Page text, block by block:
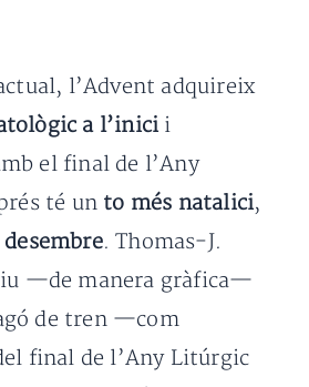
l’Advent adquireix
a l’inici i
el final de l’Any
té un to més natalici,
desembre. Thomas-J.
—de manera gràfica—
de tren —com
final de l’Any Litúrgic